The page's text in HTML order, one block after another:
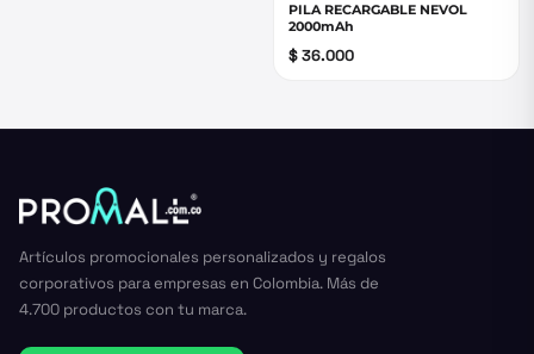
PILA RECARGABLE NEVOL
2000mAh
$ 36.000
Artículos promocionales personalizados y regalos
corporativos para empresas en Colombia. Más de
4.700 productos con tu marca.